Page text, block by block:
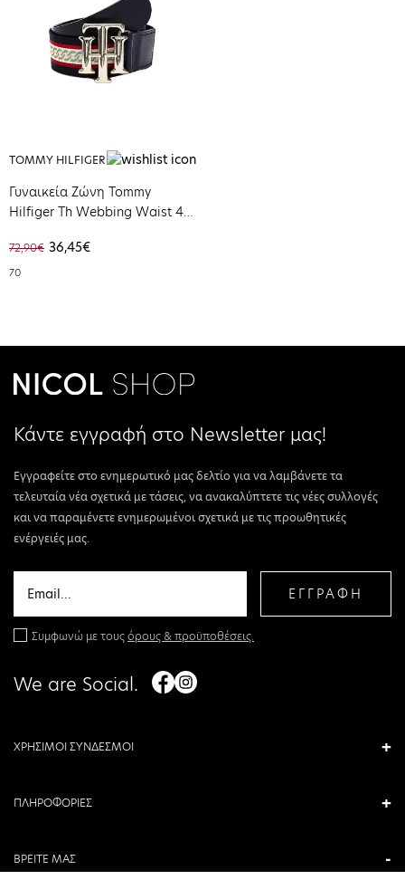
TOMMY HILFIGER
Γυναικεία Ζώνη Tommy
Hilfiger Th Webbing Waist 4.0
72,90€ 36,45€
70
Κάντε εγγραφή στο Newsletter μας!
Εγγραφείτε στο ενημερωτικό μας δελτίο για να λαμβάνετε τα
τελευταία νέα σχετικά με τάσεις, να ανακαλύπτετε τις νέες συλλογές
και να παραμένετε ενημερωμένοι σχετικά με τις προωθητικές
ενέργειές μας.
ΕΓΓΡΑΦΗ
Συμφωνώ με τουςόρους & προϋποθέσεις.
We are Social.
ΧΡΗΣΙΜΟΙ ΣΥΝΔΕΣΜΟΙ
ΠΛΗΡΟΦΟΡΙΕΣ
ΒΡΕΙΤΕ ΜΑΣ